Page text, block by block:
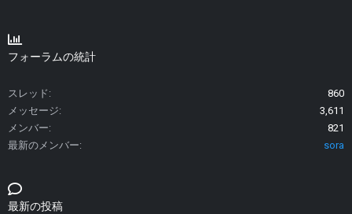
フォーラムの統計
スレッド
860
メッセージ
3,611
メンバー
821
最新のメンバー
sora
最新の投稿